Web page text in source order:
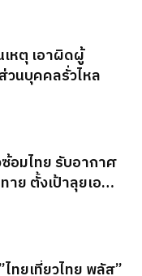
หตุ เอาผิดผู้
วนบุคคลรั่วไหล
อมไทย รับอากาศ
ย ตั้งเป้าลุยเอ
ทยเที่ยวไทย พลัส”